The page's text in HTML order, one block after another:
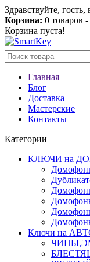
Здравствуйте,
Корзина: 0 товаров -
Корзина пуста!
Главная
Блог
Доставка
Мастерские
Контакты
Категории
КЛЮЧИ на
Ключи на